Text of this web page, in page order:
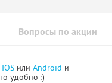
Вопросы по акции
IOS или Android и
удобно :)